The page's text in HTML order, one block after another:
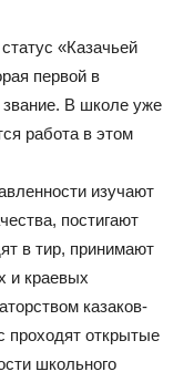
«Казачьей
первой в
звание. В школе уже
работа в этом
изучают
постигают
в тир, принимают
и краевых
казаков-
проходят открытые
школьного